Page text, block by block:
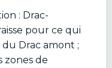
: Drac-
pour ce qui
Drac amont ;
zones de